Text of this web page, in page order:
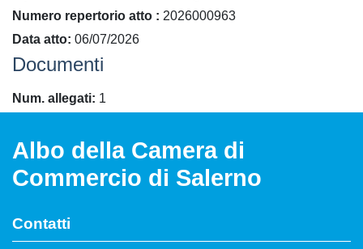
​Numero repertorio atto
2026000963
Data atto 06/07/2026
Documenti
Num. allegati 1
Albo della Camera di
Commercio di Salerno
Contatti